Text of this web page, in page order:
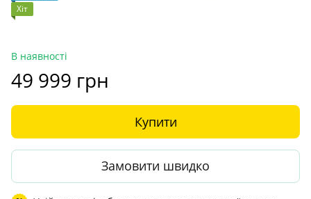
Хіт
В наявності
49 999 грн
Купити
Замовити швидко